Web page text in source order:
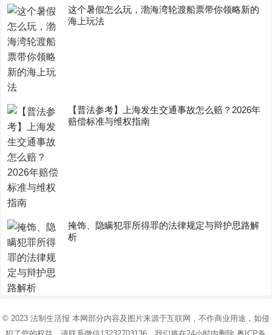
这个暑假怎么玩，渤海湾轮渡船票带你领略新的
海上玩法
【普法参考】上海发生交通事故怎么赔？2026年
赔偿标准与维权指南
掩饰、隐瞒犯罪所得罪的法律规定与辩护思路解
析
© 2023 法制生活报 本网部分内容及图片来源于互联网，不作商业用途，如侵